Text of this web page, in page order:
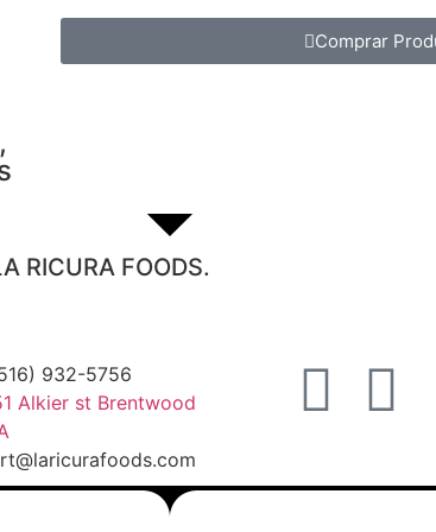
Comprar
RICURA FOODS.
932-5756
Alkier st Brentwood